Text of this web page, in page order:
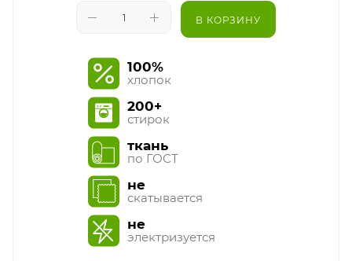
В КОРЗИНУ
100%
хлопок
200+
стирок
ткань
по ГОСТ
не
скатывается
не
электризуется